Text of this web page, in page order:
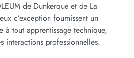
de Dunkerque et de La
d’exception fournissent un
à tout apprentissage technique,
interactions professionnelles.